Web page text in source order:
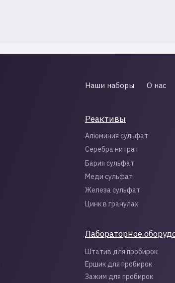
О нас
Железа сульфат
Меди сульфат
Бария сульфат
Серебра нитрат
Алюминия сульфат
Штатив для пробирок
Ершик для пробирок
Зажим для пробирок
Цинк в гранулах
Наши наборы
Реактивы
Лабораторное